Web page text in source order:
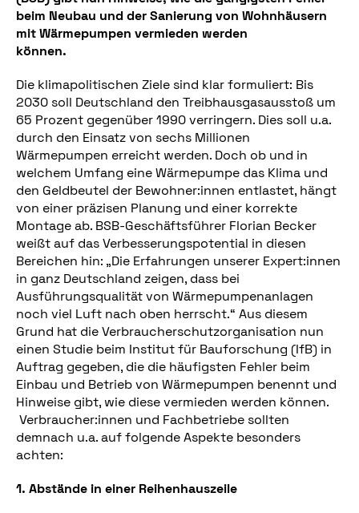
beim Neubau und der Sanierung von Wohnhäusern
mit Wärmepumpen vermieden werden
können.
Die klimapolitischen Ziele sind klar formuliert: Bis
2030 soll Deutschland den Treibhausgasausstoß um
65 Prozent gegenüber 1990 verringern. Dies soll u.a.
durch den Einsatz von sechs Millionen
Wärmepumpen erreicht werden. Doch ob und in
welchem Umfang eine Wärmepumpe das Klima und
den Geldbeutel der Bewohner:innen entlastet, hängt
von einer präzisen Planung und einer korrekte
Montage ab. BSB-Geschäftsführer Florian Becker
weißt auf das Verbesserungspotential in diesen
Bereichen hin: „Die Erfahrungen unserer Expert:innen
in ganz Deutschland zeigen, dass bei
Ausführungsqualität von Wärmepumpenanlagen
noch viel Luft nach oben herrscht.“ Aus diesem
Grund hat die Verbraucherschutzorganisation nun
einen Studie beim Institut für Bauforschung (IfB) in
Auftrag gegeben, die die häufigsten Fehler beim
Einbau und Betrieb von Wärmepumpen benennt und
Hinweise gibt, wie diese vermieden werden können.
Verbraucher:innen und Fachbetriebe sollten
demnach u.a. auf folgende Aspekte besonders
achten:
1. Abstände in einer Reihenhauszeile